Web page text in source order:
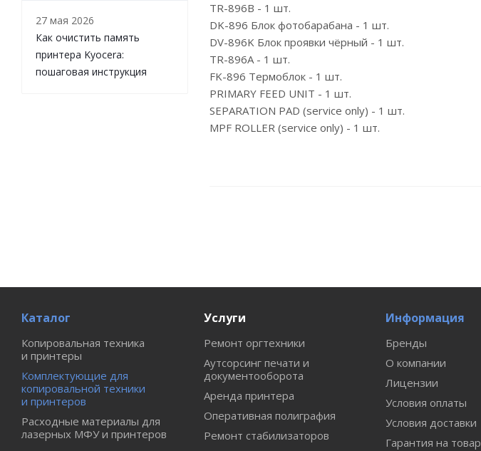
TR-896B - 1 шт.
DK-896 Блок фотобарабана - 1 шт.
DV-896K Блок проявки чёрный - 1 шт.
TR-896A - 1 шт.
FK-896 Термоблок - 1 шт.
PRIMARY FEED UNIT - 1 шт.
SEPARATION PAD (service only) - 1 шт.
MPF ROLLER (service only) - 1 шт.
27 мая 2026
Как очистить память
принтера Kyocera:
пошаговая инструкция
Каталог
Копировальная техника
и принтеры
Комплектующие для
копировальной техники
и принтеров
Расходные материалы для
лазерных МФУ и принтеров
Услуги
Ремонт оргтехники
Аутсорсинг печати и
документооборота
Аренда принтера
Оперативная полиграфия
Ремонт стабилизаторов
Информация
Бренды
О компании
Лицензии
Условия оплаты
Условия доставки
Гарантия на товар